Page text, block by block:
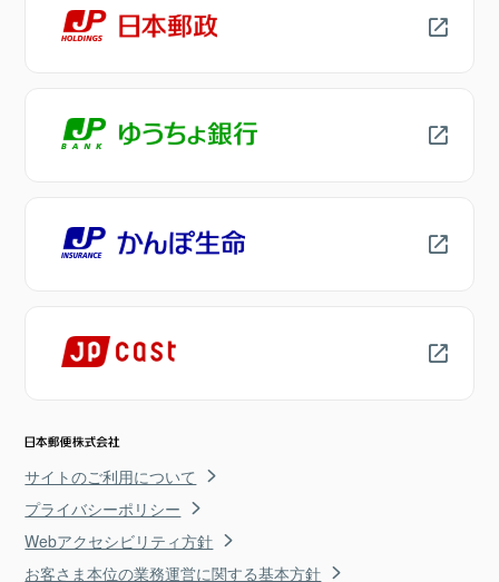
サイトのご利用について
プライバシーポリシー
Webアクセシビリティ方針
お客さま本位の業務運営に関する基本方針